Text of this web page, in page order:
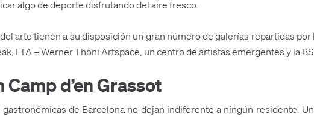
algo de deporte disfrutando del aire fresco.
arte tienen a su disposición un gran número de galerías repartidas por
LTA – Werner Thöni Artspace, un centro de artistas emergentes y la
Camp d’en Grassot
de Barcelona no dejan indiferente a ningún residente.